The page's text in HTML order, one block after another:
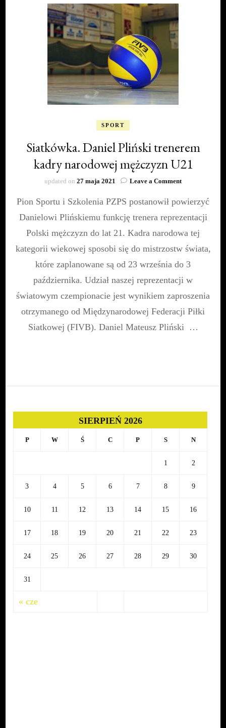
SPORT
Siatkówka. Daniel Pliński trenerem
kadry narodowej mężczyzn U21
updated on 27 maja 2021 Leave a Commenton
Daniel
trenerem
kadry
mężczyzn
U21
Pion Sportu i Szkolenia PZPS postanowił powierzyć
Danielowi Plińskiemu funkcję trenera reprezentacji
Polski mężczyzn do lat 21. Kadra narodowa tej
kategorii wiekowej sposobi się do mistrzostw świata,
które zaplanowane są od 23 września do 3
października. Udział naszej reprezentacji w
światowym czempionacie jest wynikiem zaproszenia
otrzymanego od Międzynarodowej Federacji Piłki
Siatkowej (FIVB). Daniel Mateusz Pliński …
SIERPIEŃ 2026
P W Ś C P S N
1 2
3 4 5 6 7 8 9
10 11 12 13 14 15 16
17 18 19 20 21 22 23
24 25 26 27 28 29 30
31
« cze